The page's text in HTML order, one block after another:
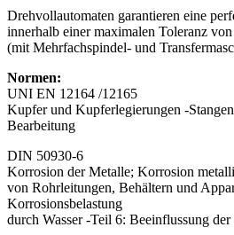
Drehvollautomaten garantieren eine
innerhalb einer maximalen Toleranz
(mit Mehrfachspindel- und
Normen:
UNI EN 12164 /12165
Kupfer und Kupferlegierungen -
Bearbeitung
DIN 50930-6
Korrosion der Metalle; Korrosion
von Rohrleitungen, Behältern und
Korrosionsbelastung
durch Wasser -Teil 6: Beeinflussung